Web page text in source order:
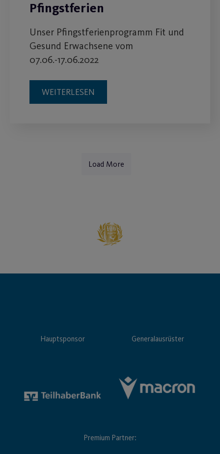
Pfingstferien
Unser Pfingstferienprogramm Fit und
Gesund Erwachsene vom
07.06.-17.06.2022
WEITERLESEN
Load More
Hauptsponsor Generalausrüster
Premium Partner: